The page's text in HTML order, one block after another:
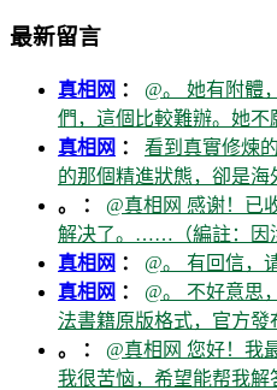
最新留言
真相网 ： @。 她有附體
們，這個比較難辦。她不
真相网 ： 看到真實修煉
的那個精進狀態，卻是海
。 ： @真相网 感谢！已
解决了。……（編註：因
真相网 ： @。 有回信，
真相网 ： @。 不好意思
法書籍原版格式，官方發
。 ： @真相网 您好！我
我很苦恼，希望能帮我解